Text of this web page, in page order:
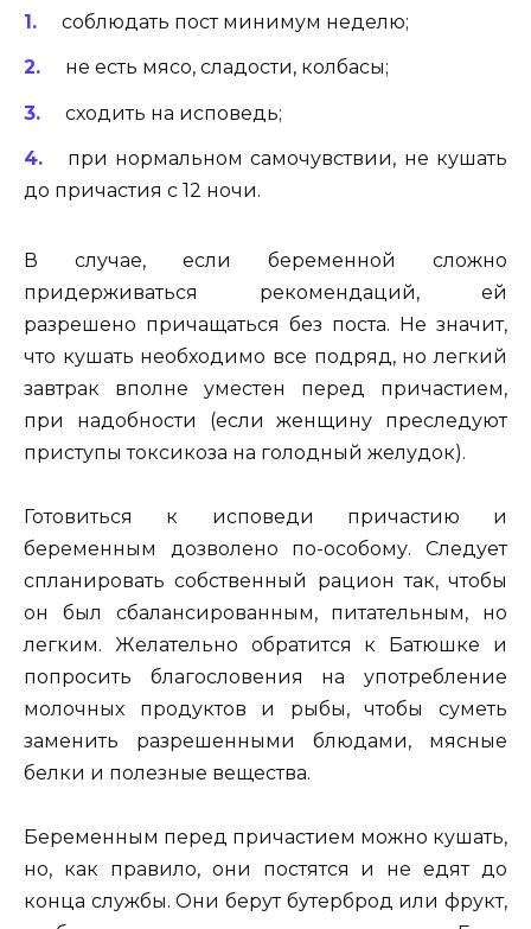
соблюдать пост минимум неделю;
не есть мясо, сладости, колбасы;
сходить на исповедь;
при нормальном самочувствии, не кушать
до причастия с 12 ночи.
В случае, если беременной сложно
придерживаться рекомендаций, ей
разрешено причащаться без поста. Не значит,
что кушать необходимо все подряд, но легкий
завтрак вполне уместен перед причастием,
при надобности (если женщину преследуют
приступы токсикоза на голодный желудок).
Готовиться к исповеди причастию и
беременным дозволено по-особому. Следует
спланировать собственный рацион так, чтобы
он был сбалансированным, питательным, но
легким. Желательно обратится к Батюшке и
попросить благословения на употребление
молочных продуктов и рыбы, чтобы суметь
заменить разрешенными блюдами, мясные
белки и полезные вещества.
Беременным перед причастием можно кушать,
но, как правило, они постятся и не едят до
конца службы. Они берут бутерброд или фрукт,